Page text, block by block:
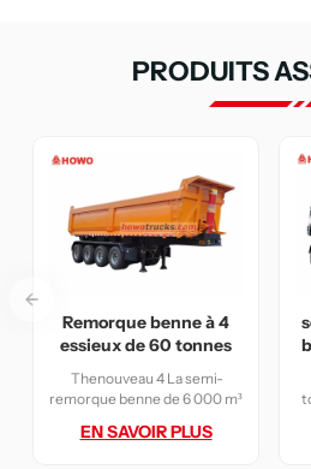
PRODUITS
Remorque benne à 4
essieux de 60 tonnes
Thenouveau 4 La semi-
remorque benne de 6 000 m³
acier Q370R, offrant une
EN SAVOIR PLUS